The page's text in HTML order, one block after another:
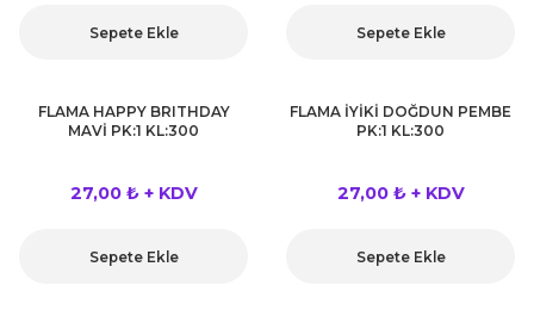
Veda Parti Malzemeleri
malzemeleri
Taş Baskı Ürünleri
Sepete Ekle Sepete Ekle
FLAMA HAPPY BRITHDAY
MAVİ PK:1 KL:300
27,00 ₺ + KDV
Sepete Ekle
FLAMA İYİKİ DOĞDUN PEMBE
PK:1 KL:300
27,00 ₺ + KDV
Sepete Ekle